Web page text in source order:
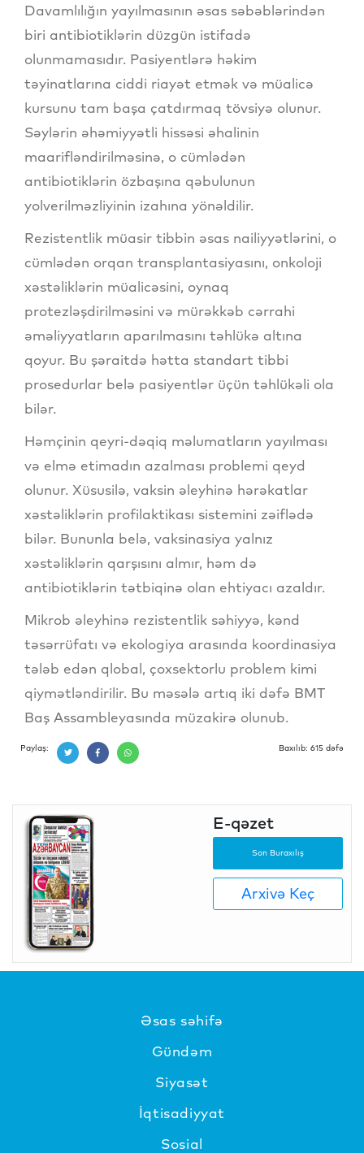
Davamlılığın yayılmasının əsas səbəblərindən
biri antibiotiklərin düzgün istifadə
olunmamasıdır. Pasiyentlərə həkim
təyinatlarına ciddi riayət etmək və müalicə
kursunu tam başa çatdırmaq tövsiyə olunur.
Səylərin əhəmiyyətli hissəsi əhalinin
maarifləndirilməsinə, o cümlədən
antibiotiklərin özbaşına qəbulunun
yolverilməzliyinin izahına yönəldilir.
Rezistentlik müasir tibbin əsas nailiyyətlərini, o
cümlədən orqan transplantasiyasını, onkoloji
xəstəliklərin müalicəsini, oynaq
protezləşdirilməsini və mürəkkəb cərrahi
əməliyyatların aparılmasını təhlükə altına
qoyur. Bu şəraitdə hətta standart tibbi
prosedurlar belə pasiyentlər üçün təhlükəli ola
bilər.
Həmçinin qeyri-dəqiq məlumatların yayılması
və elmə etimadın azalması problemi qeyd
olunur. Xüsusilə, vaksin əleyhinə hərəkatlar
xəstəliklərin profilaktikası sistemini zəiflədə
bilər. Bununla belə, vaksinasiya yalnız
xəstəliklərin qarşısını almır, həm də
antibiotiklərin tətbiqinə olan ehtiyacı azaldır.
Mikrob əleyhinə rezistentlik səhiyyə, kənd
təsərrüfatı və ekologiya arasında koordinasiya
tələb edən qlobal, çoxsektorlu problem kimi
qiymətləndirilir. Bu məsələ artıq iki dəfə BMT
Baş Assambleyasında müzakirə olunub.
Paylaş: Baxılıb: 615 dəfə
E-qəzet
Son Buraxılış
Arxivə Keç
Əsas səhifə
Gündəm
Siyasət
İqtisadiyyat
Sosial